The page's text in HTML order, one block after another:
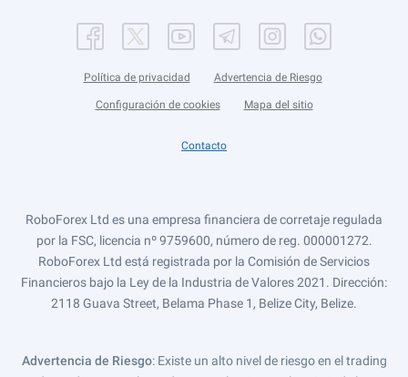
Política de privacidad Advertencia de Riesgo
Configuración de cookies Mapa del sitio
Contacto
RoboForex Ltd es una empresa financiera de corretaje regulada
por la FSC, licencia nº 9759600, número de reg. 000001272.
RoboForex Ltd está registrada por la Comisión de Servicios
Financieros bajo la Ley de la Industria de Valores 2021. Dirección:
2118 Guava Street, Belama Phase 1, Belize City, Belize.
Advertencia de Riesgo: Existe un alto nivel de riesgo en el trading